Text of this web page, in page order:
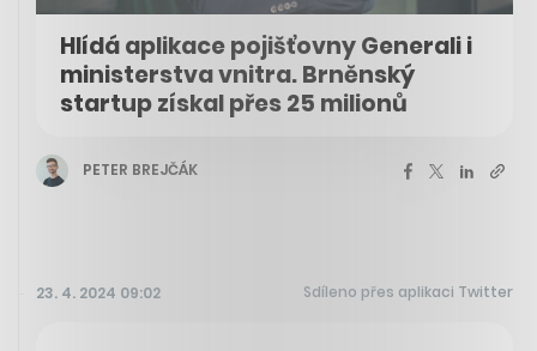
Hlídá aplikace pojišťovny Generali i
ministerstva vnitra. Brněnský
startup získal přes 25 milionů
PETER BREJČÁK
23. 4. 2024 09:02 Sdíleno přes aplikaci Twitter